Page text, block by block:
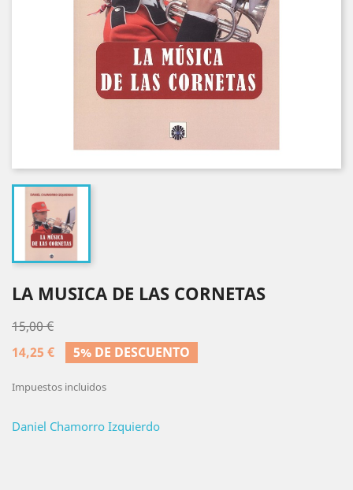
LA MUSICA DE LAS CORNETAS
15,00 €
14,25 €
5% DE DESCUENTO
Impuestos incluidos
Daniel Chamorro Izquierdo